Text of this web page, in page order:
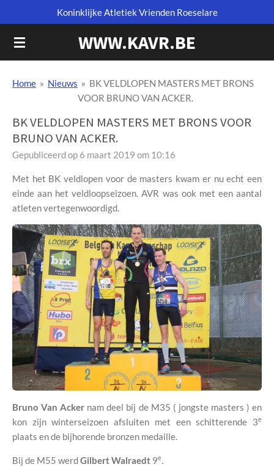
direct
naar
WWW.KAVR.BE
Koninklijke Atletiek Vrienden Roeselare
Home » Nieuws » BK VELDLOPEN MASTERS MET BRONS
VOOR BRUNO VAN ACKER.
BK VELDLOPEN MASTERS MET BRONS VOOR
BRUNO VAN ACKER.
Gepubliceerd op 6 maart 2019 om 10:16
Met het BK veldlopen voor de masters kwam er nu echt een
einde aan het veldloopseizoen. AVR was ook met een aantal
atleten vertegenwoordigd.
Bruno Van Acker nam deel bij de M35 ( jongste masters ) en
kon zijn winterseizoen afsluiten met een schitterende 3e
plaats en de bijhorende bronzen medaille.
Bij de M55 werdGilbert Walraedt 9e.